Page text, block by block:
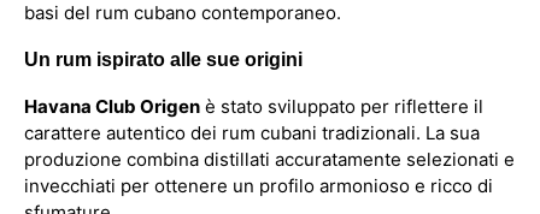
basi del rum cubano contemporaneo.
Un rum ispirato alle sue origini
Havana Club Origen è stato sviluppato per riflettere il
carattere autentico dei rum cubani tradizionali. La sua
produzione combina distillati accuratamente selezionati e
invecchiati per ottenere un profilo armonioso e ricco di